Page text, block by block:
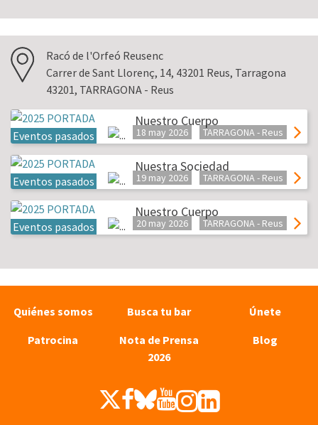
Racó de l'Orfeó Reusenc
Carrer de Sant Llorenç, 14, 43201 Reus, Tarragona
43201, TARRAGONA - Reus
Eventos pasados
Nuestro Cuerpo
18 may 2026 TARRAGONA - Reus
Eventos pasados
Nuestra Sociedad
19 may 2026 TARRAGONA - Reus
Eventos pasados
Nuestro Cuerpo
20 may 2026 TARRAGONA - Reus
Quiénes somos Busca tu bar
Únete
Patrocina
Nota de Prensa
2026
Blog